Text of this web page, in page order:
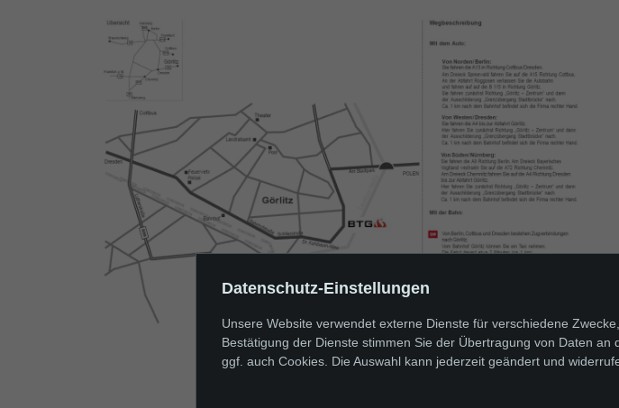
Datenschutz-Einstellungen
Unsere Website verwendet externe Dienste für verschiedene
Bestätigung der Dienste stimmen Sie der Übertragung von Daten
ggf. auch Cookies. Die Auswahl kann jederzeit geändert und